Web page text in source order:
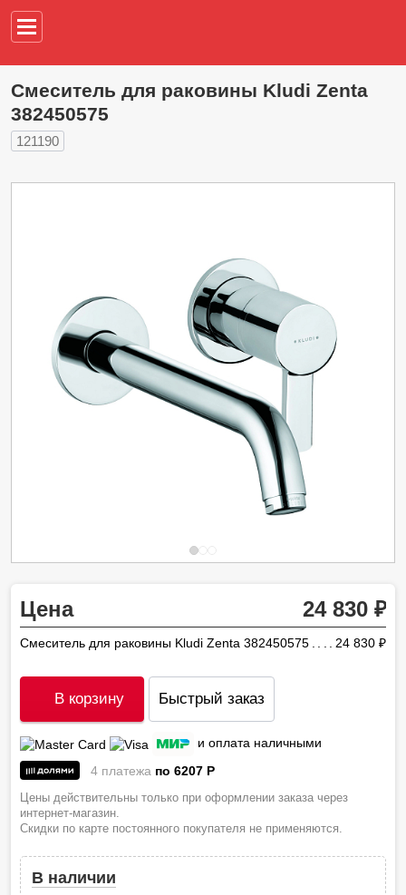
Смеситель для раковины Kludi Zenta
382450575
121190
Цена 24 830
Смеситель для раковины Kludi Zenta 382450575 24 830
В корзину Быстрый заказ
и оплата наличными
4 платежа по 6207 P
Цены действительны только при оформлении заказа через
интернет-магазин.
Скидки по карте постоянного покупателя не применяются.
В наличии